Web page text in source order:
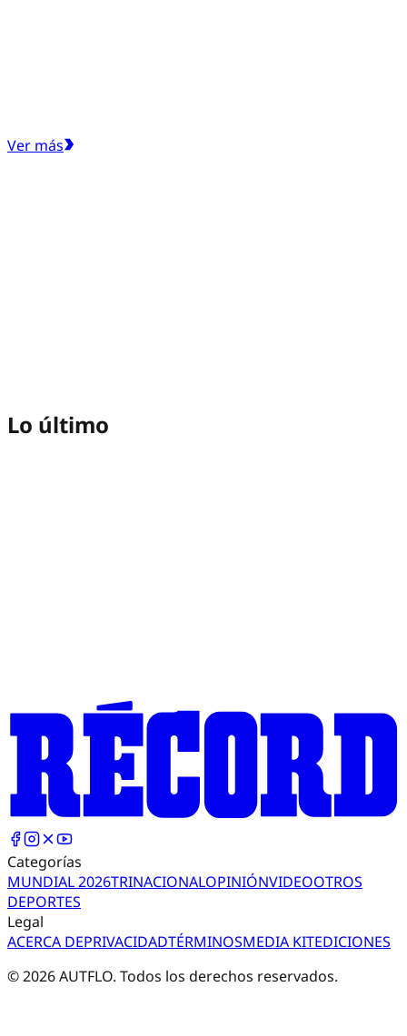
Ver más
Lo último
Categorías
MUNDIAL 2026TRINACIONALOPINIÓNVIDEOOTROS
DEPORTES
Legal
ACERCA DEPRIVACIDADTÉRMINOSMEDIA KITEDICIONES
©2026AUTFLO. Todos los derechos reservados.